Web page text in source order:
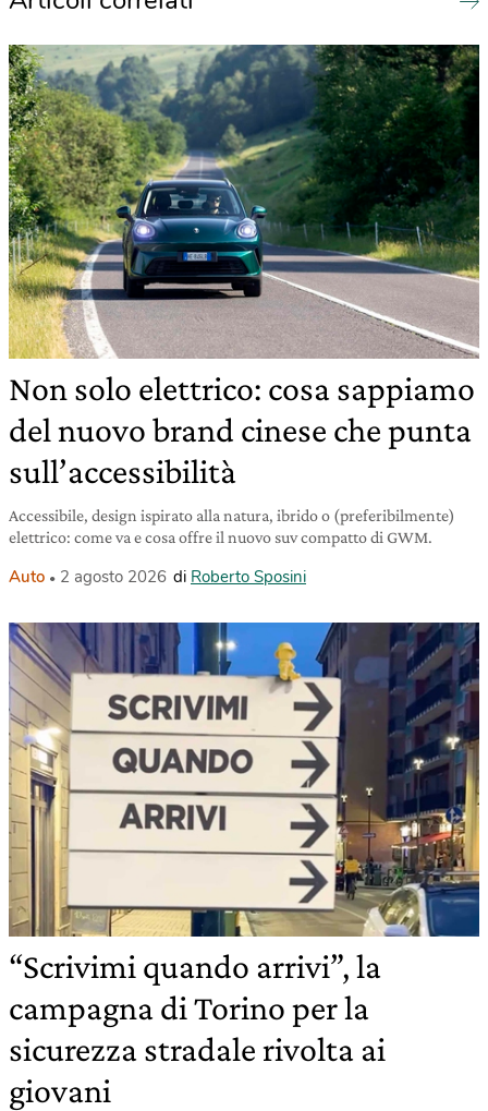
Non solo elettrico: cosa sappiamo
del nuovo brand cinese che punta
sull’accessibilità
Accessibile, design ispirato alla natura, ibrido o (preferibilmente)
elettrico: come va e cosa offre il nuovo suv compatto di GWM.
Auto 2 agosto 2026 di Roberto Sposini
“Scrivimi quando arrivi”, la
campagna di Torino per la
sicurezza stradale rivolta ai
giovani